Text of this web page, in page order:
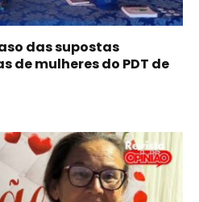
das supostas
mulheres do PDT de